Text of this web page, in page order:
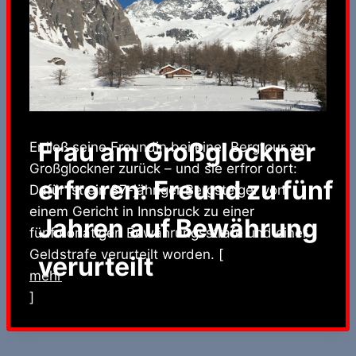
Frau am Großglockner
erfroren: Freund zu fünf
Jahren auf Bewährung
verurteilt
Er ließ seine Freundin bei einer Bergtour am
Großglockner zurück – und sie erfror dort:
Dafür ist ein 37-jähriger Bergsteiger von
einem Gericht in Innsbruck zu einer
fünfmonatigen Bewährungsstrafe und einer
Geldstrafe verurteilt worden. [
mehr
]